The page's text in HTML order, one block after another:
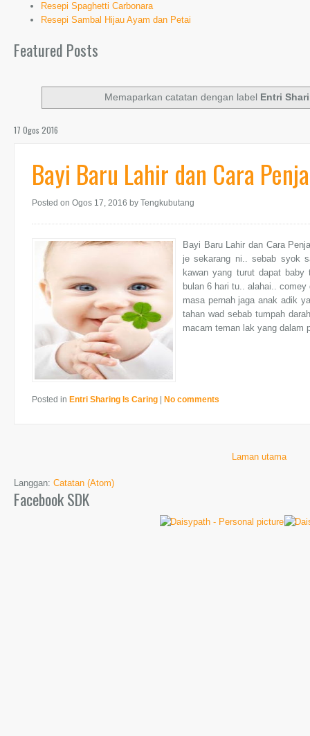
Resepi Spaghetti Carbonara
Resepi Sambal Hijau Ayam dan Petai
Featured Posts
Memaparkan catatan dengan label Entri
17 Ogos 2016
Bayi Baru Lahir dan Cara
Posted on Ogos 17, 2016 by Tengkubutang
Bayi Baru Lahir dan Cara
je sekarang ni.. sebab syok
kawan yang turut dapat
bulan 6 hari tu.. alahai..
masa pernah jaga anak adik
tahan wad sebab tumpah
macam teman lak yang dalam
Posted in Entri Sharing Is Caring | No comments
Laman utama
Langgan: Catatan (Atom)
Facebook SDK